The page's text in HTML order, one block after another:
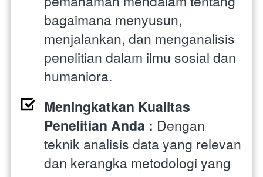
bagaimana menyusun,
menjalankan, dan menganalisis
penelitian dalam ilmu sosial dan
humaniora.
Meningkatkan Kualitas
Penelitian Anda : Dengan
teknik analisis data yang relevan
dan kerangka metodologi yang